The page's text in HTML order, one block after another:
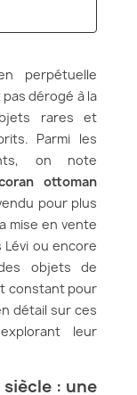
perpétuelle
dérogé à la
rares et
Parmi les
on note
ottoman
pour plus
mise en vente
Lévi ou encore
objets de
constant pour
détail sur ces
leur
: une